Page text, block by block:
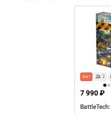
Хит 2
7 990 ₽